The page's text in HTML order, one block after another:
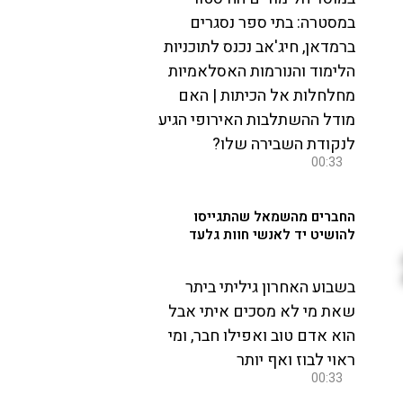
במסטרה: בתי ספר נסגרים
ברמדאן, חיג'אב נכנס לתוכניות
הלימוד והנורמות האסלאמיות
מחלחלות אל הכיתות | האם
מודל ההשתלבות האירופי הגיע
לנקודת השבירה שלו?
00:33
החברים מהשמאל שהתגייסו
להושיט יד לאנשי חוות גלעד
בשבוע האחרון גיליתי ביתר
שאת מי לא מסכים איתי אבל
הוא אדם טוב ואפילו חבר, ומי
ראוי לבוז ואף יותר
00:33